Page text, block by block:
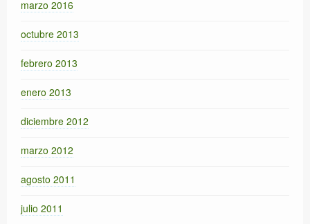
marzo 2016
octubre 2013
febrero 2013
enero 2013
diciembre 2012
marzo 2012
agosto 2011
julio 2011